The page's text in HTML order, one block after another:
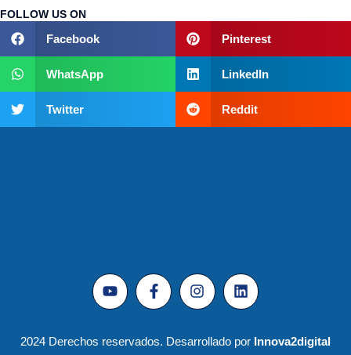
FOLLOW US ON
Facebook Pinterest
WhatsApp LinkedIn
Twitter Reddit
2024 Derechos reservados. Desarrollado por Innova2digital